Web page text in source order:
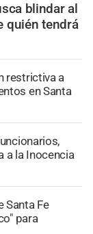
blindar al
quién tendrá
restrictiva a
en Santa
a la Inocencia
Santa Fe
para